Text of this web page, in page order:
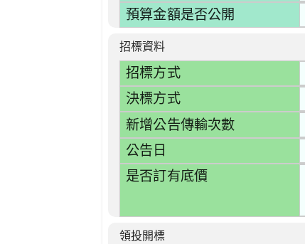
預算金額是否公開
招標資料
招標方式
決標方式
新增公告傳輸次數
公告日
是否訂有底價
領投開標